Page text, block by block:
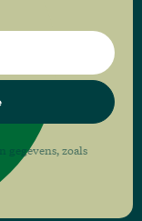
gegevens, zoals